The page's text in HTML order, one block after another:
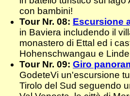
con bambini!
Tour Nr. 08: Escursione
in Baviera includendo il
monastero di Ettal ed i
Hohenschwangau e
Tour Nr. 09: Giro
GodeteVi un'escursione
Tirolo del Sud seguendo